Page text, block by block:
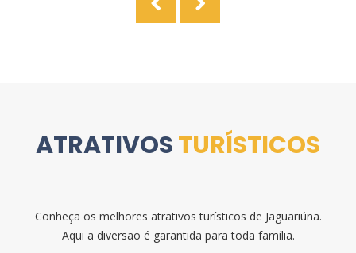
ATRATIVOSTURÍSTICOS
Conheça os melhores atrativos turísticos de Jaguariúna.
Aqui a diversão é garantida para toda família.